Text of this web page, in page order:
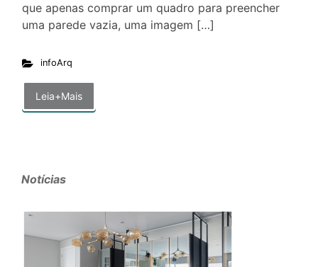
que apenas comprar um quadro para preencher
uma parede vazia, uma imagem […]
infoArq
Leia+Mais
Notícias